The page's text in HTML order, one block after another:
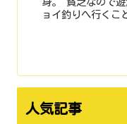
ョイ釣りへ行くこ
人気記事